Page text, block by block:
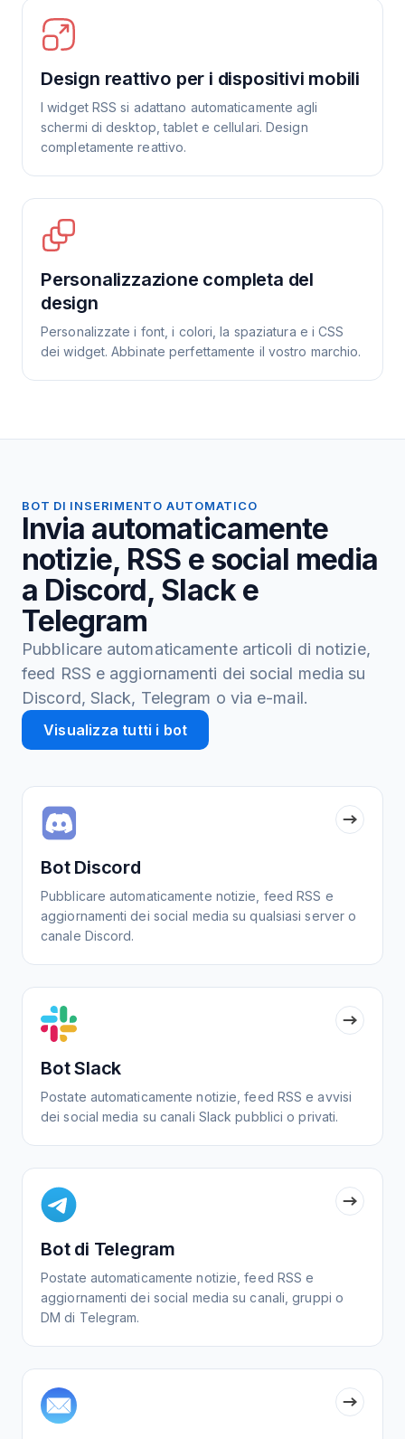
Design reattivo per i dispositivi mobili
I widget RSS si adattano automaticamente agli
schermi di desktop, tablet e cellulari. Design
completamente reattivo.
Personalizzazione completa del
design
Personalizzate i font, i colori, la spaziatura e i CSS
dei widget. Abbinate perfettamente il vostro marchio.
BOT DI INSERIMENTO AUTOMATICO
Invia automaticamente
notizie, RSS e social media
a Discord, Slack e
Telegram
Pubblicare automaticamente articoli di notizie,
feed RSS e aggiornamenti dei social media su
Discord, Slack, Telegram o via e-mail.
Visualizza tutti i bot
Bot Discord
Pubblicare automaticamente notizie, feed RSS e
aggiornamenti dei social media su qualsiasi server o
canale Discord.
Bot Slack
Postate automaticamente notizie, feed RSS e avvisi
dei social media su canali Slack pubblici o privati.
Bot di Telegram
Postate automaticamente notizie, feed RSS e
aggiornamenti dei social media su canali, gruppi o
DM di Telegram.